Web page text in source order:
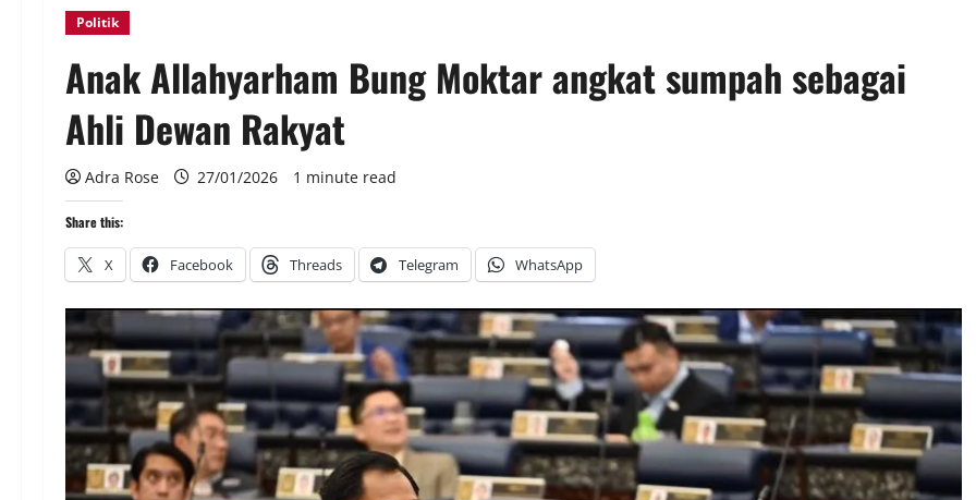
Politik
Anak Allahyarham Bung Moktar angkat sumpah sebagai
Ahli Dewan Rakyat
Adra Rose 27/01/2026 1 minute read
Share this:
X Facebook Threads Telegram WhatsApp